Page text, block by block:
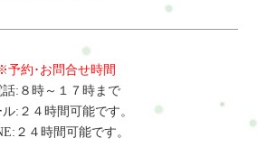
予約･お問合せ時間
話:８時～１７時まで
ル:２４時間可能です。
２４時間可能です。